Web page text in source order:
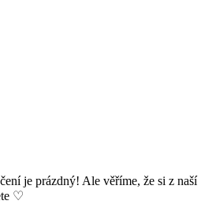
je prázdný! Ale věříme, že si z naší
♡